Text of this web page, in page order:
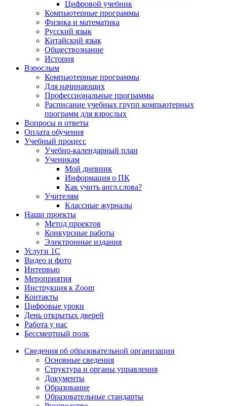
Цифровой учебник
Компьютерные программы
Физика и математика
Русский язык
Китайский язык
Обществознание
История
Взрослым
Компьютерные программы
Для начинающих
Профессиональные программы
Расписание учебных групп компьютерных
программ для взрослых
Вопросы и ответы
Оплата обучения
Учебный процесс
Учебно-календарный план
Ученикам
Мой дневник
Информация о ПК
Как учить англ.слова?
Учителям
Классные журналы
Наши проекты
Метод проектов
Конкурсные работы
Электронные издания
Услуги 1C
Видео и фото
Интервью
Мероприятия
Инструкция к Zoom
Контакты
Цифровые уроки
День открытых дверей
Работа у нас
Бессмертный полк
Сведения об образовательной организации
Основные сведения
Структура и органы управления
Документы
Образование
Образовательные стандарты